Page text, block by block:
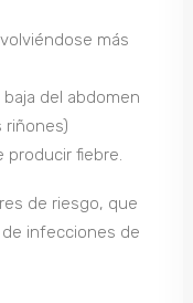
más
del abdomen
riñones)
producir fiebre.
de riesgo, que
infecciones de